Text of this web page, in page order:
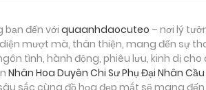
bạn đến với quaanhdaocuteo – nơi lý
mượt mà, thân thiện, mang đến sự
tình, hành động, phiêu lưu, kinh dị
Nhân Hoa Duyên Chi Sư Phụ Đại Nhân Cầu